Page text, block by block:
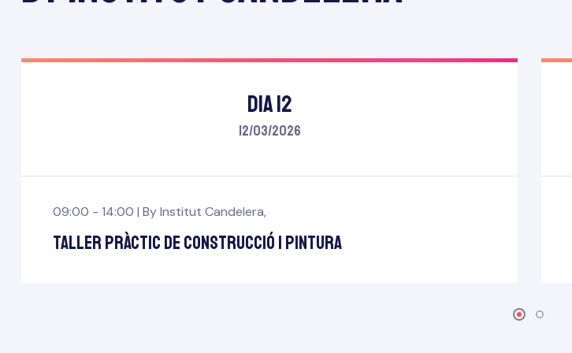
Dia 12
12/03/2026
09:00 - 14:00 | ByInstitut Candelera,
Taller pràctic de construcció i pintura